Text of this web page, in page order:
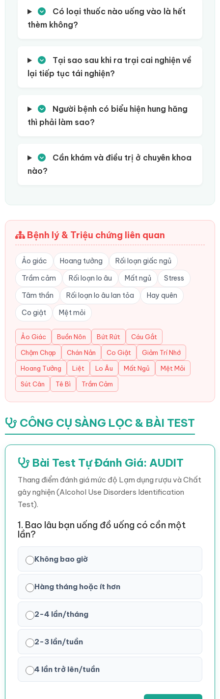
Có loại thuốc nào uống vào là hết
thèm không?
Tại sao sau khi ra trại cai nghiện về
lại tiếp tục tái nghiện?
Người bệnh có biểu hiện hung hăng
thì phải làm sao?
Cần khám và điều trị ở chuyên khoa
nào?
Bệnh lý & Triệu chứng liên quan
Ảo giác Hoang tưởng
Rối loạn giấc ngủ
Trầm cảm
Rối loạn lo âu Mất ngủ
Stress
Tâm thần
Rối loạn lo âu lan tỏa
Hay quên
Co giật
Mệt mỏi
Ảo Giác Buồn Nôn Bứt Rứt
Cáu Gắt
Chậm Chạp
Chán Nản Co Giật
Giảm Trí Nhớ
Hoang Tưởng
Liệt Lo Âu Mất Ngủ
Mệt Mỏi
Sút Cân
Tê Bì Trầm Cảm
CÔNG CỤ SÀNG LỌC & BÀI TEST
Bài Test Tự Đánh Giá: AUDIT
Thang điểm đánh giá mức độ Lạm dụng rượu và Chất
gây nghiện (Alcohol Use Disorders Identification
Test).
1. Bao lâu bạn uống đồ uống có cồn một
lần?
Không bao giờ
Hàng tháng hoặc ít hơn
2-4 lần/tháng
2-3 lần/tuần
4 lần trở lên/tuần